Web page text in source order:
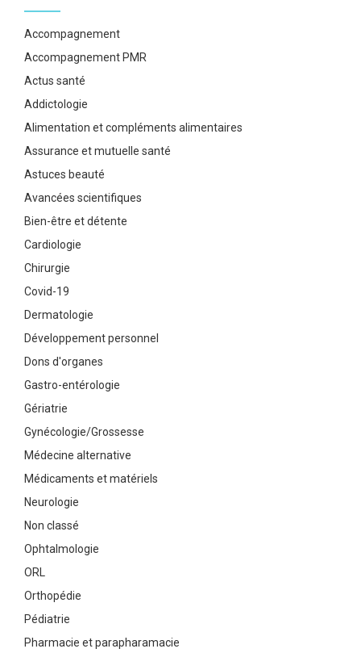
Accompagnement
Accompagnement PMR
Actus santé
Addictologie
Alimentation et compléments alimentaires
Assurance et mutuelle santé
Astuces beauté
Avancées scientifiques
Bien-être et détente
Cardiologie
Chirurgie
Covid-19
Dermatologie
Développement personnel
Dons d'organes
Gastro-entérologie
Gériatrie
Gynécologie/Grossesse
Médecine alternative
Médicaments et matériels
Neurologie
Non classé
Ophtalmologie
ORL
Orthopédie
Pédiatrie
Pharmacie et parapharamacie